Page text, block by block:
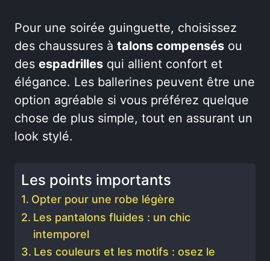
Pour une soirée guinguette, choisissez
des chaussures à talons compensés ou
des espadrilles qui allient confort et
élégance. Les ballerines peuvent être une
option agréable si vous préférez quelque
chose de plus simple, tout en assurant un
look stylé.
Les points importants
Opter pour une robe légère
Les pantalons fluides : un chic
intemporel
Les couleurs et les motifs : osez le